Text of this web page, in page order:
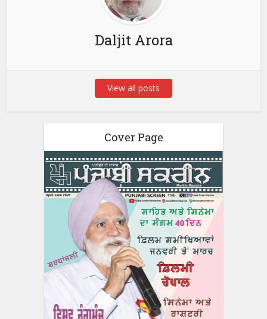
Daljit Arora
View all posts
Cover Page